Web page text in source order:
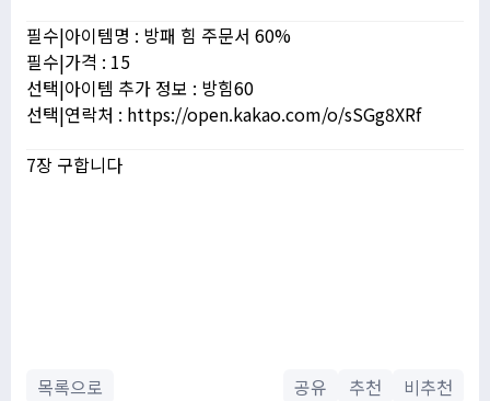
필수|아이템명 : 방패 힘 주문서 60%
필수|가격 : 15
선택|아이템 추가 정보 : 방힘60
선택|연락처 : https://open.kakao.com/o/sSGg8XRf
7장 구합니다
목록으로 공유 추천 비추천